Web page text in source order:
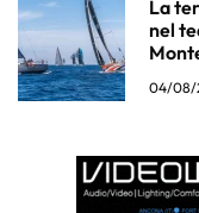
La
nel
04/08/